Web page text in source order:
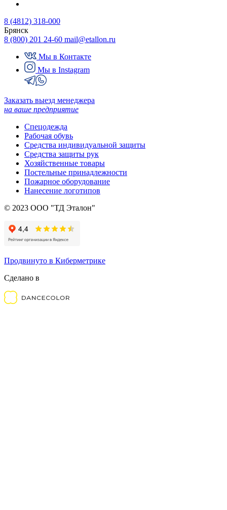
8 (4812) 318-000
Брянск
8 (800) 201 24-60 mail@etallon.ru
Мы в Контакте
Мы в Instagram
Заказать выезд менеджера
на ваше предприятие
Спецодежда
Рабочая обувь
Средства индивидуальной защиты
Средства защиты рук
Хозяйственные товары
Постельные принадлежности
Пожарное оборудование
Нанесение логотипов
© 2023 ООО "ТД Эталон"
Продвинуто в Киберметрике
Сделано в